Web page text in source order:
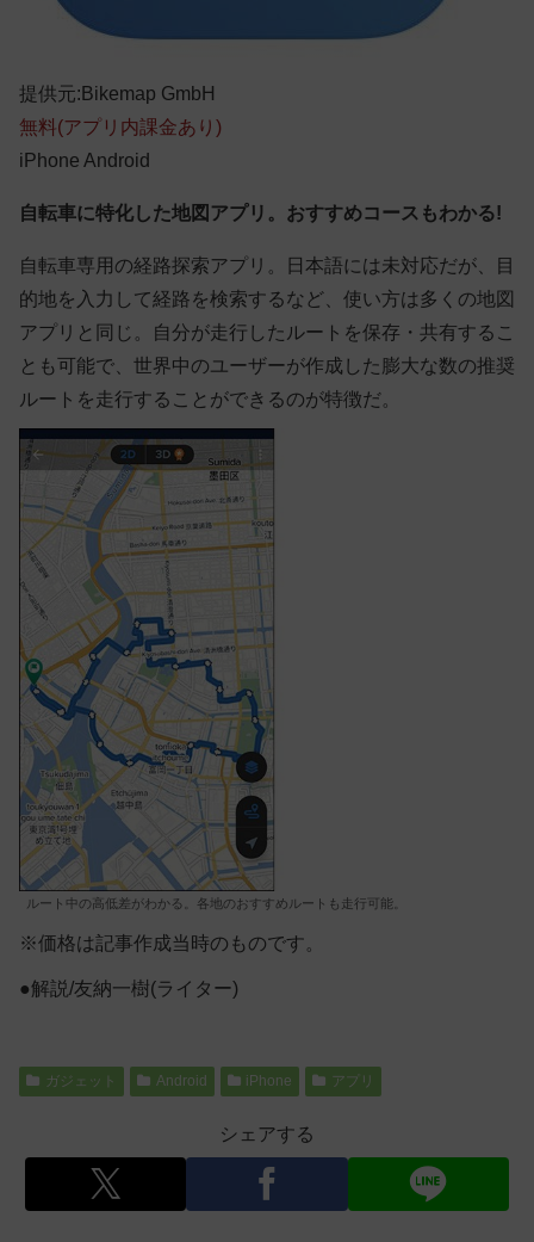
提供元:Bikemap GmbH
無料(アプリ内課金あり)
iPhone Android
自転車に特化した地図アプリ。おすすめコースもわかる!
自転車専用の経路探索アプリ。日本語には未対応だが、目
的地を入力して経路を検索するなど、使い方は多くの地図
アプリと同じ。自分が走行したルートを保存・共有するこ
とも可能で、世界中のユーザーが作成した膨大な数の推奨
ルートを走行することができるのが特徴だ。
ルート中の高低差がわかる。各地のおすすめルートも走行可能。
※価格は記事作成当時のものです。
●解説/友納一樹(ライター)
ガジェット Android iPhone アプリ
シェアする